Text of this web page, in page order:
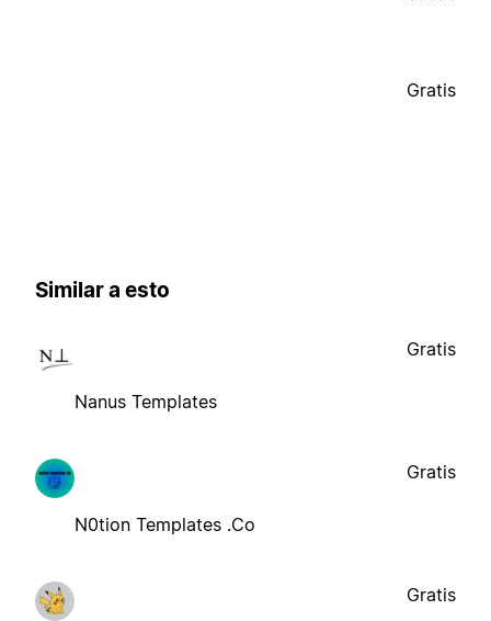
Gratis
Similar a esto
Nanus Templates
Gratis
N0tion Templates .Co
Gratis
Gratis